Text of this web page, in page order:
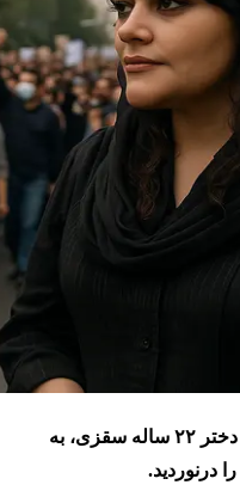
شهریور ۱۴۰۱، نام مهسا (ژینا) امینی، دختر ۲۲ ساله سقزی، به
درنوردید.